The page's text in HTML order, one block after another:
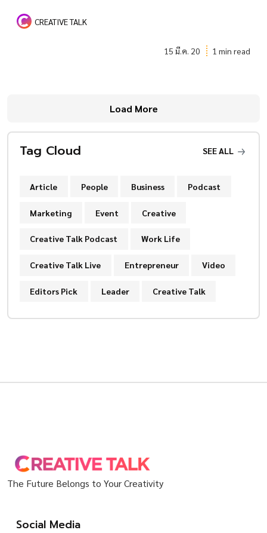
CREATIVE TALK
15 มี.ค. 20 1 min read
Load More
Tag Cloud SEE ALL
Article People Business Podcast
Marketing Event Creative
Creative Talk Podcast Work Life
Creative Talk Live Entrepreneur Video
Editors Pick Leader Creative Talk
The Future Belongs to Your Creativity
Social Media